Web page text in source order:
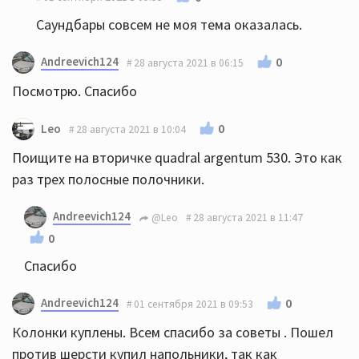
Саундбары совсем не моя тема оказалась.
Andreevich124 28 августа 2021 в 06:15 0
Посмотрю. Спасибо
Leo 28 августа 2021 в 10:04 0
Поищите на вторичке quadral argentum 530. Это как
раз трех полосные полочники.
Andreevich124 @Leo 28 августа 2021 в 11:47
0
Спасибо
Andreevich124 01 сентября 2021 в 09:53 0
Колонки куплены. Всем спасибо за советы . Пошел
против шерсти купил напольники, так как